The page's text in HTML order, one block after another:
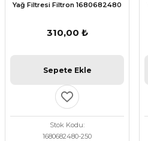
Yağ Filtresi Filtron 1680682480
310,00 ₺
Sepete Ekle
Stok Kodu
1680682480-250